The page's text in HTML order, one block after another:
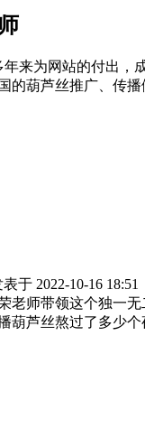
年来为网站的付出，
的葫芦丝推广、传
于 2022-10-16 18:51
老师带领这个独一
葫芦丝熬过了多少